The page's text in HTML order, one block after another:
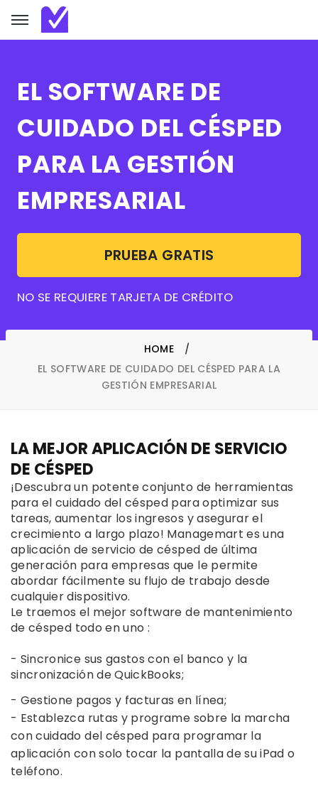
EL SOFTWARE DE
CUIDADO DEL CÉSPED
PARA LA GESTIÓN
EMPRESARIAL
PRUEBA GRATIS
NO SE REQUIERE TARJETA DE CRÉDITO
HOME
EL SOFTWARE DE CUIDADO DEL CÉSPED PARA LA
GESTIÓN EMPRESARIAL
LA MEJOR APLICACIÓN DE SERVICIO
DE CÉSPED
¡Descubra un potenteconjunto de herramientas
para el cuidado del césped para optimizar sus
tareas, aumentar los ingresos y asegurar el
crecimiento a largo plazo! Managemart es una
aplicación de servicio de césped de última
generación para empresas que le permite
abordar fácilmente su flujo de trabajo desde
cualquier dispositivo.
Le traemos el mejor software de mantenimiento
de césped todo en uno :
- Sincronice sus gastos con el banco y la
sincronización de QuickBooks;
- Gestione pagos y facturas en línea;
- Establezca rutas y programe sobre la marcha
con cuidado del césped para programar la
aplicación con solo tocar la pantalla de su iPad o
teléfono.